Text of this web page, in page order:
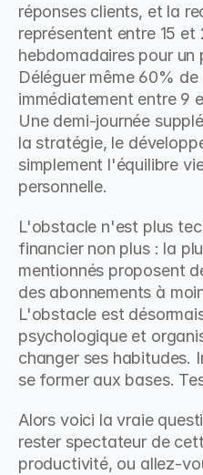
réponses clients, et la
représentent entre 15 et
hebdomadaires pour un
Déléguer même 60%
immédiatement entre 9
Une demi-journée
la stratégie, le
simplement l'équilibre
personnelle.
L'obstacle n'est plus
financier non plus : la
mentionnés proposent
des abonnements à
L'obstacle est
psychologique et
changer ses habitudes.
se former aux bases.
Alors voici la vraie
rester spectateur de
productivité, ou allez-